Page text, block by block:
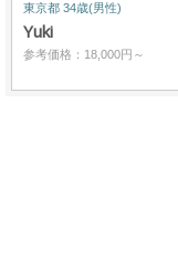
東京都 34歳(男性)
Yuki
参考価格：18,000円～